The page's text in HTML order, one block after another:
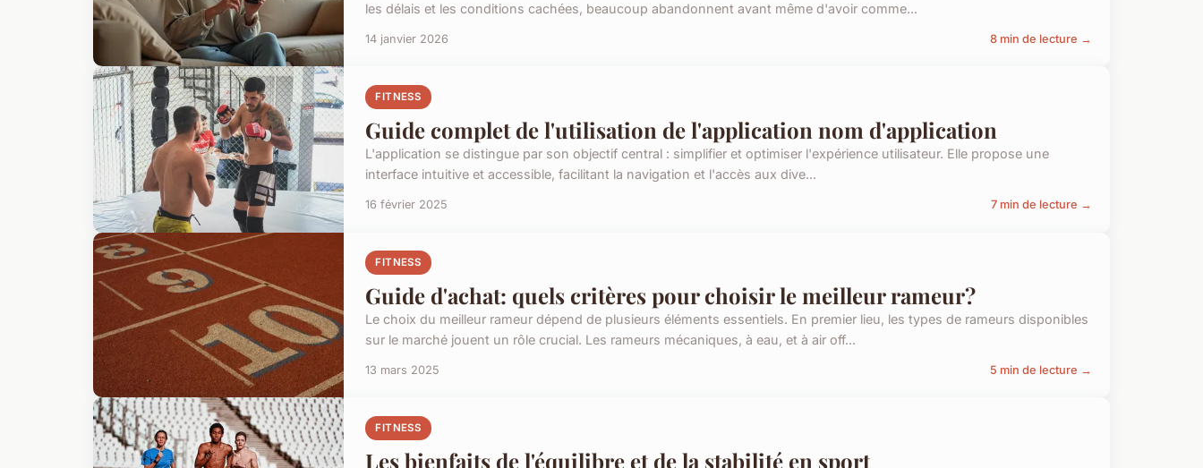
les délais et les conditions cachées, beaucoup abandonnent avant même d'avoir comme...
14 janvier 2026 8 min de lecture →
FITNESS
Guide complet de l'utilisation de l'application nom d'application
L'application se distingue par son objectif central : simplifier et optimiser l'expérience utilisateur. Elle propose une
interface intuitive et accessible, facilitant la navigation et l'accès aux dive...
16 février 2025 7 min de lecture →
FITNESS
Guide d'achat: quels critères pour choisir le meilleur rameur?
Le choix du meilleur rameur dépend de plusieurs éléments essentiels. En premier lieu, les types de rameurs disponibles
sur le marché jouent un rôle crucial. Les rameurs mécaniques, à eau, et à air off...
13 mars 2025 5 min de lecture →
FITNESS
Les bienfaits de l'équilibre et de la stabilité en sport